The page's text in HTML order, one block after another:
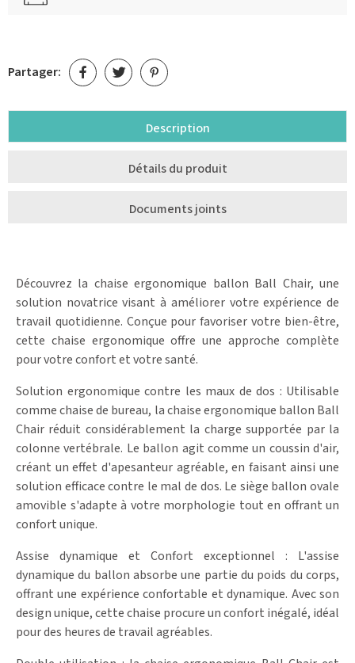
Partager:
Description
Détails du produit
Documents joints
Découvrez la chaise ergonomique ballon Ball Chair, une
solution novatrice visant à améliorer votre expérience de
travail quotidienne. Conçue pour favoriser votre bien-être,
cette chaise ergonomique offre une approche complète
pour votre confort et votre santé.
Solution ergonomique contre les maux de dos : Utilisable
comme chaise de bureau, la chaise ergonomique ballon Ball
Chair réduit considérablement la charge supportée par la
colonne vertébrale. Le ballon agit comme un coussin d'air,
créant un effet d'apesanteur agréable, en faisant ainsi une
solution efficace contre le mal de dos. Le siège ballon ovale
amovible s'adapte à votre morphologie tout en offrant un
confort unique.
Assise dynamique et Confort exceptionnel : L'assise
dynamique du ballon absorbe une partie du poids du corps,
offrant une expérience confortable et dynamique. Avec son
design unique, cette chaise procure un confort inégalé, idéal
pour des heures de travail agréables.